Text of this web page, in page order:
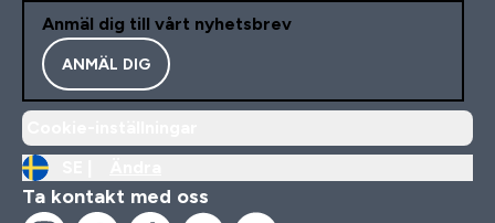
Anmäl dig till vårt nyhetsbrev
ANMÄL DIG
Ta kontakt med oss